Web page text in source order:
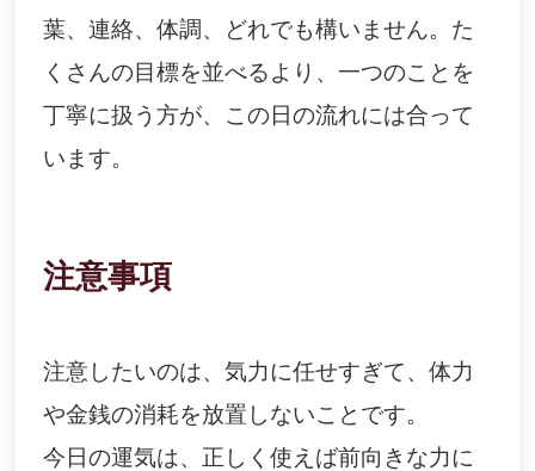
葉、連絡、体調、どれでも構いません。た
くさんの目標を並べるより、一つのことを
丁寧に扱う方が、この日の流れには合って
います。
注意事項
注意したいのは、気力に任せすぎて、体力
や金銭の消耗を放置しないことです。
今日の運気は、正しく使えば前向きな力に